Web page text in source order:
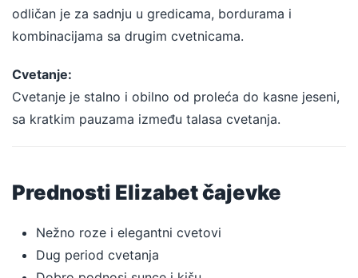
odličan je za sadnju u gredicama, bordurama i
kombinacijama sa drugim cvetnicama.
Cvetanje:
Cvetanje je stalno i obilno od proleća do kasne jeseni,
sa kratkim pauzama između talasa cvetanja.
Prednosti Elizabet čajevke
Nežno roze i elegantni cvetovi
Dug period cvetanja